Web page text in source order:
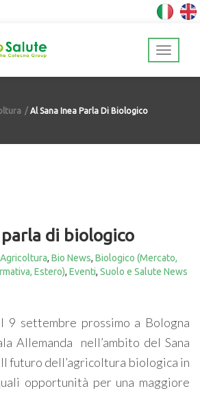
Al Sana Inea Parla Di Biologico
parla di biologico
Agricoltura, Bio News, Biologico (Mercato,
Estero), Eventi, Suolo e Salute News
9 settembre prossimo a Bologna
Allemanda nell’ambito del Sana
futuro dell’agricoltura biologica in
opportunità per una maggiore